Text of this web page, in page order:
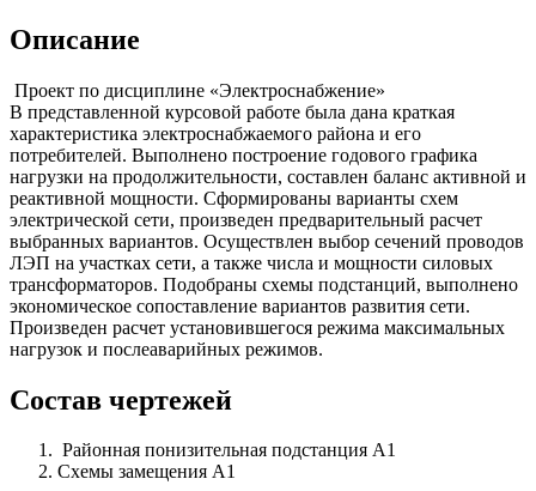
Описание
Проект по дисциплине «Электроснабжение»
В представленной курсовой работе была дана краткая
характеристика электроснабжаемого района и его
потребителей. Выполнено построение годового графика
нагрузки на продолжительности, составлен баланс активной и
реактивной мощности. Сформированы варианты схем
электрической сети, произведен предварительный расчет
выбранных вариантов. Осуществлен выбор сечений проводов
ЛЭП на участках сети, а также числа и мощности силовых
трансформаторов. Подобраны схемы подстанций, выполнено
экономическое сопоставление вариантов развития сети.
Произведен расчет установившегося режима максимальных
нагрузок и послеаварийных режимов.
Состав чертежей
Районная понизительная подстанция А1
Схемы замещения А1